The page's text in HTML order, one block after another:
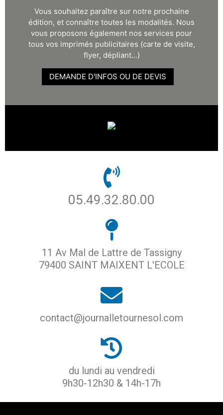
Vous souhaitez paraître sur notre prochaine
édition, et connaître toutes les modalités. Nous
vous proposons également nos services pour
tous vos imprimés publicitaires (carte de visite,
flyer, dépliant...)
DEMANDE D'INFOS OU DE DEVIS
05.49.32.80.00
11 Av Mal de Lattre de Tassigny
79400 SAINT MAIXENT L'ECOLE
contact@journalletournesol.com
du lundi au vendredi
9h30-12h30 & 14h-17h